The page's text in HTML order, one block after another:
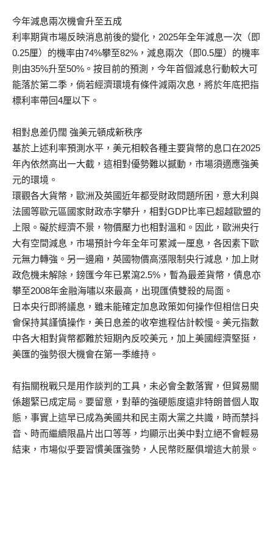
今年減息兩次機會升至五成
利率期貨市場反映消息前後的變化，2025年全年減息一次（即
0.25厘）的機率由74%攀至82%，減息兩次（即0.5厘）的機率
則由35%升至50%。按目前的預測，今年首個減息行動較大可
能落於第二季，倘若經濟環境有條件減兩次息，將於年底把指
標利率帶回4厘以下。
相對息差仍闊 強美元頓成新秩序
基於上述利率預測水平，美元相較各種主要貨幣的息口在2025
年內依然高出一大截，這相對優勢難以撼動，市場須適應強美
元的環境。
環觀各大貨幣，歐洲及英國近年都受財政問題所困，意大利與
法國等歐元區國家財政赤字攀升，相對GDP比率已超越歐盟的
上限。礙於經濟不景，物價壓力也相對溫和。因此，歐洲央行
大有空間減息，市場預計今年全年可累減一厘息，各因素下歐
元無力轉強。另一邊廂，英國物價高漲限制央行減息，加上財
政危機未解除，鎊匯今年已累瀉2.5%，暫為最差貨幣，債息亦
攀至2008年金融海嘯以來最高，出現匯債雙殺的局面。
日本央行即將議息，雖未能確定加息政策如何操作但相信日央
會保持其謹慎操作，美日息差的收窄進程估計較慢。美元指數
中各大相對貨幣都難於短期內反咬美元，加上美國經濟堅挺，
美匯的強勢很大機會在第一季維持。
有指關稅戰只是用作談判的工具，未必會全數落實，但貿易關
係趨緊已成定局。要留意，對華的強硬態度遠非特朗普個人取
態，事實上這早已成為美國共和民主兩大黨之共識，時而禁抖
音、時而繼續限晶片出口等等，均顯示出美中對立絕不會輕易
結束，市場似乎要習慣美匯強勢，人民幣貶壓俱增這大前景。